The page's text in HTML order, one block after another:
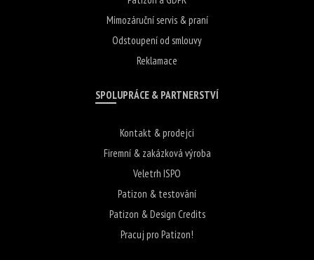
Mimozáruční servis & praní
Odstoupení od smlouvy
Reklamace
SPOLUPRÁCE & PARTNERSTVÍ
Kontakt & prodejci
Firemní & zakázková výroba
Veletrh ISPO
Patizon & testování
Patizon & Design Credits
Pracuj pro Patizon!